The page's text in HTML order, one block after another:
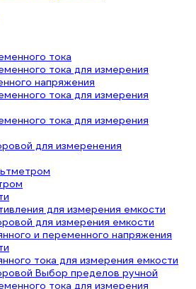
тока
тока для измерения
напряжения
тока для измерения
тока для измерения
для измеренения
для измерения емкости
для измерения емкости
и переменного напряжения
тока для измерения емкости
Выбор пределов ручной
тока для измерения